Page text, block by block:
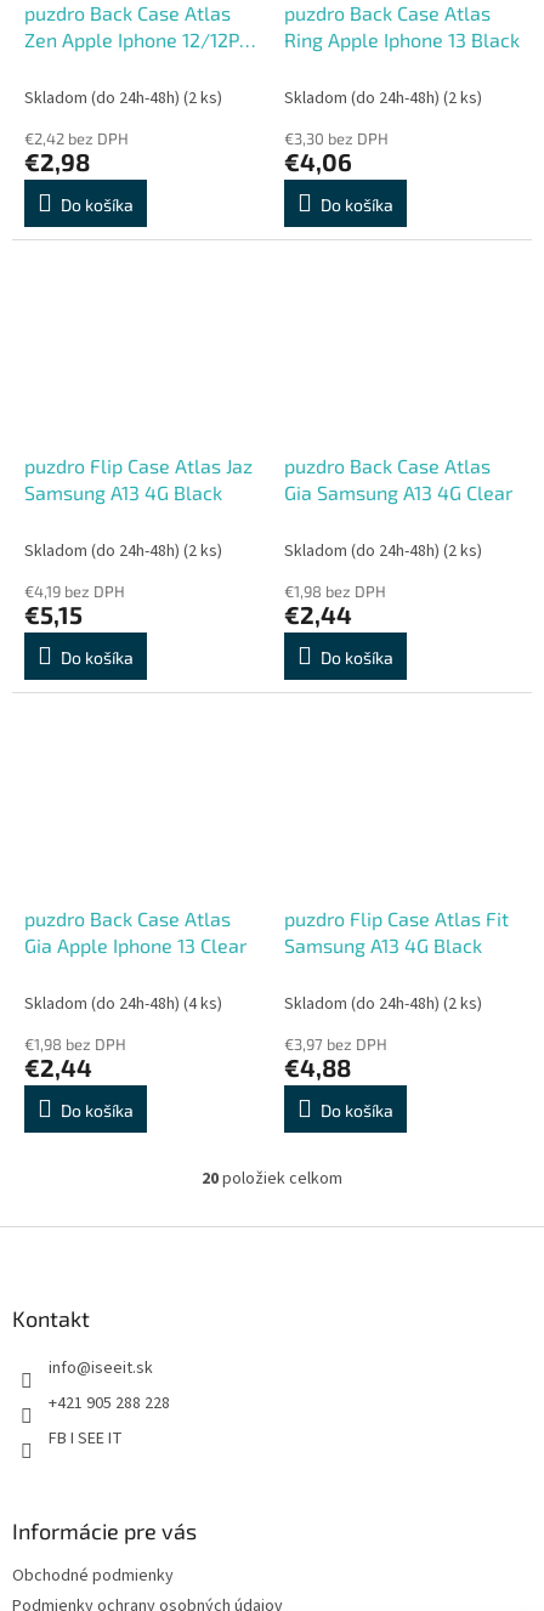
puzdro Back Case Atlas
Zen Apple Iphone 12/12Pro
Skladom (do 24h-48h) (2 ks)
€2,42 bez DPH
€2,98
Do košíka
puzdro Back Case Atlas
Ring Apple Iphone 13 Black
Skladom (do 24h-48h) (2 ks)
€3,30 bez DPH
€4,06
Do košíka
puzdro Flip Case Atlas Jaz
Samsung A13 4G Black
Skladom (do 24h-48h) (2 ks)
€4,19 bez DPH
€5,15
Do košíka
puzdro Back Case Atlas
Gia Samsung A13 4G Clear
Skladom (do 24h-48h) (2 ks)
€1,98 bez DPH
€2,44
Do košíka
puzdro Back Case Atlas
Gia Apple Iphone 13 Clear
Skladom (do 24h-48h) (4 ks)
€1,98 bez DPH
€2,44
Do košíka
puzdro Flip Case Atlas Fit
Samsung A13 4G Black
Skladom (do 24h-48h) (2 ks)
€3,97 bez DPH
€4,88
Do košíka
O
l
s
20položiek celkom
Kontakt
info@iseeit.sk
+421 905 288 228
FB I SEE IT
Informácie pre vás
Obchodné podmienky
Podmienky ochrany osobných údajov